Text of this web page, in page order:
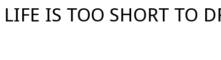
LIFE IS TOO SHORT TO